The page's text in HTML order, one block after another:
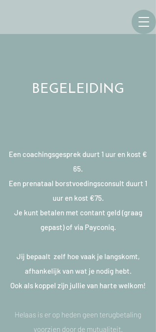
BEGELEIDING
Een coachingsgesprek duurt 1 uur en kost €
65.
Een prenataal borstvoedingsconsult duurt 1
uur en kost €75.
Je kunt betalen met contant geld (graag
gepast) of via Payconiq.
Jij bepaalt zelf hoe vaak je langskomt,
afhankelijk van wat je nodig hebt.
Ook als koppel zijn jullie van harte welkom!
Helaas is er op heden geen terugbetaling
voorzien door de mutualiteit.